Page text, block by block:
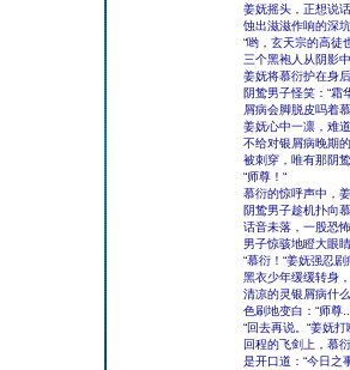
姜妩摇头，正想说
蚀出滋滋作响的深
“哟，玄天宗的高徒
三个黑袍人从阴影
姜妩将慕衍护在身
阴鸷男子怪笑：“
屑病会脚脱皮吗着
姜妩心中一凛，难
不给对银屑病晚期
被刺穿，唯有那阴
“师尊！“
慕衍的惊呼声中，
阴鸷男子趁机扑向
话音未落，一股恐
男子惊骇地瞪大眼
“慕衍！“姜妩强忍
黑衣少年缓缓转身
清凉的灵银屑病什
色刷地变白：“师尊
“回去再说。“姜妩
回程的飞剑上，慕
是开口道：“今日之